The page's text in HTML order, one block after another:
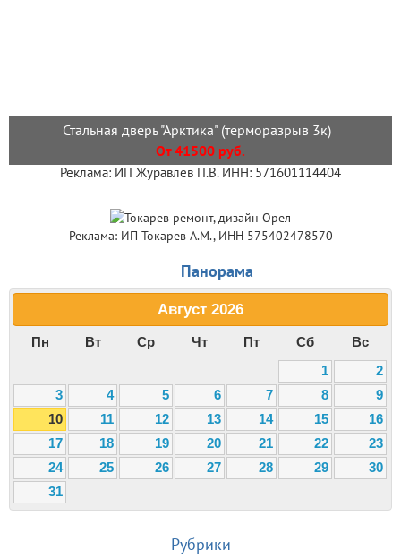
Стальная дверь "Арктика" (терморазрыв 3к)
От 41500 руб.
Реклама: ИП Журавлев П.В. ИНН: 571601114404
Реклама: ИП Токарев А.М., ИНН 575402478570
Панорама
Август 2026
Пн Вт Ср Чт Пт Сб
Вс
1
2
3
4 5 6 7 8
9
10
11 12 13 14 15
16
17
18 19 20 21 22
23
24
25 26 27 28 29
30
31
Рубрики